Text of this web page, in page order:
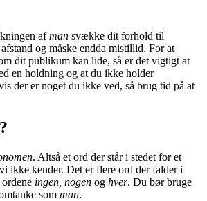
afman svække dit forhold til
og måske endda mistillid. For at
dit publikum kan lide, så er det vigtigt at
en holdning og at du ikke holder
der er noget du ikke ved, så brug tid på at
?
. Altså et ord der står i stedet for et
ikke kender. Det er flere ord der falder i
ingen, nogen og hver. Du bør bruge
som man.